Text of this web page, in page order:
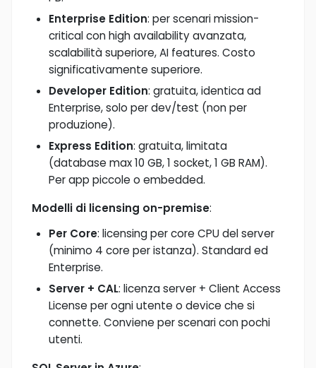
Enterprise Edition: per scenari mission-
critical con high availability avanzata,
scalabilità superiore, AI features. Costo
significativamente superiore.
Developer Edition: gratuita, identica ad
Enterprise, solo per dev/test (non per
produzione).
Express Edition: gratuita, limitata
(database max 10 GB, 1 socket, 1 GB RAM).
Per app piccole o embedded.
Modelli di licensing on-premise:
Per Core: licensing per core CPU del server
(minimo 4 core per istanza). Standard ed
Enterprise.
Server + CAL: licenza server + Client Access
License per ogni utente o device che si
connette. Conviene per scenari con pochi
utenti.